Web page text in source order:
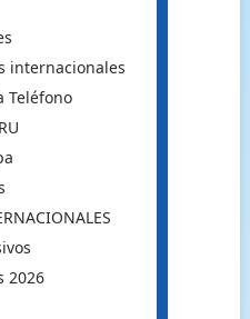
internacionales
Teléfono
2026